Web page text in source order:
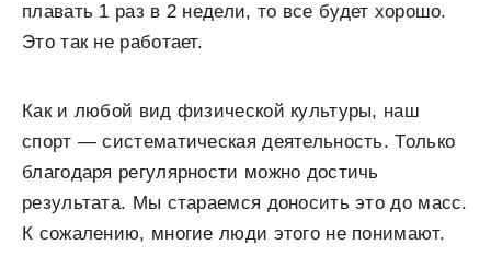
плавать 1 раз в 2 недели, то все будет хорошо.
Это так не работает.
Как и любой вид физической культуры, наш
спорт — систематическая деятельность. Только
благодаря регулярности можно достичь
результата. Мы стараемся доносить это до масс.
К сожалению, многие люди этого не понимают.